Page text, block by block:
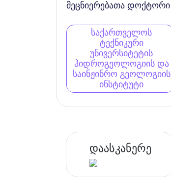
მეცნიერებათა დოქტორი
საქართველოს
ტექნიკური
უნივერსიტეტის
ჰიდროგეოლოგიის და
საინჟინრო გეოლოგიის
ინსტიტუტი
დაასკანერე